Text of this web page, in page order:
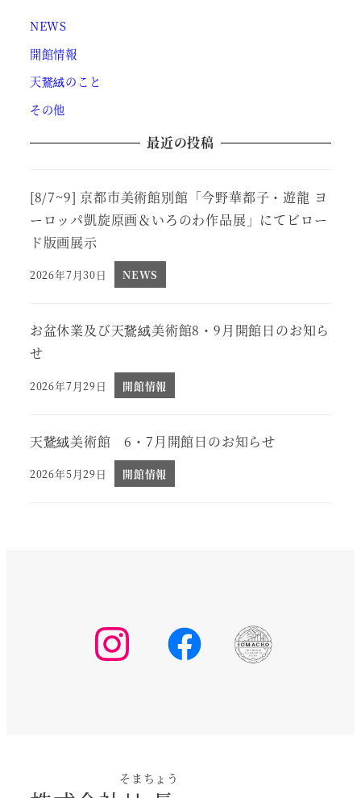
NEWS
開館情報
天鵞絨のこと
その他
最近の投稿
[8/7~9] 京都市美術館別館「今野華都子・遊龍 ヨ
ーロッパ凱旋原画＆いろのわ作品展」にてビロー
ド版画展示
投稿日
2026年7月30日 NEWS
お盆休業及び天鵞絨美術館8・9月開館日のお知ら
せ
投稿日
2026年7月29日 開館情報
天鵞絨美術館 6・7月開館日のお知らせ
投稿日
2026年5月29日 開館情報
そまちょう